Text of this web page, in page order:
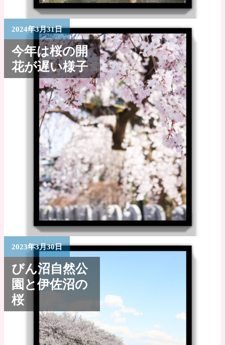
2024年3月31日
今年は桜の開
花が遅い様子
2023年3月30日
びん沼自然公
園と伊佐沼の
桜